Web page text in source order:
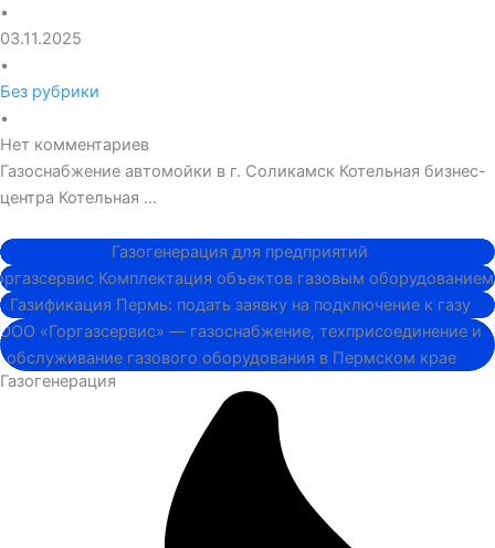
•
03.11.2025
•
Без рубрики
•
Нет комментариев
Газоснабжение автомойки в г. Соликамск Котельная бизнес-
центра Котельная …
Котельная...
Котельная...
Котельная..
Газогенерация